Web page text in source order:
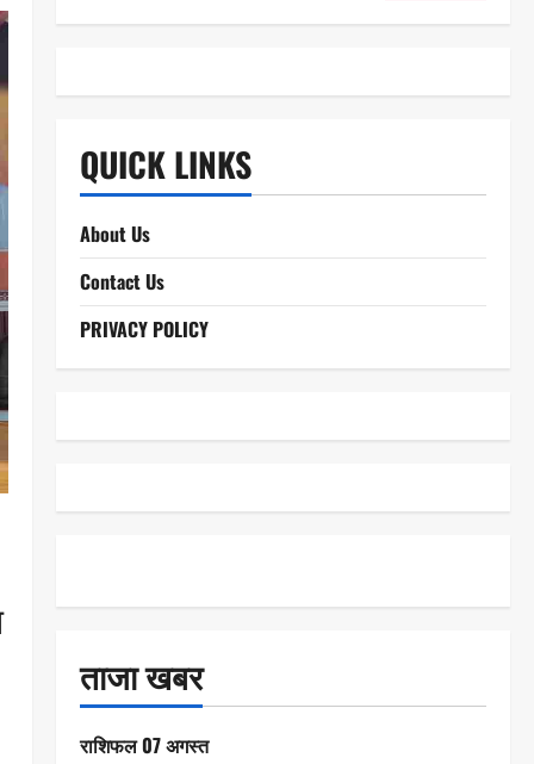
for:
QUICK LINKS
About Us
Contact Us
PRIVACY POLICY
ताजा खबर
राशिफल 07 अगस्त